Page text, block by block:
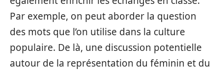
Par exemple, on peut aborder la question
des mots que l’on utilise dans la culture
populaire. De là, une discussion potentielle
autour de la représentation du féminin et du